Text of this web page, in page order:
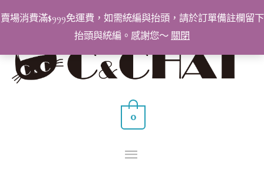
賣場消費滿$999免運費，如需統編與抬頭，請於訂單備註欄留下
抬頭與統編。感謝您～ 關閉
至
要
選
0